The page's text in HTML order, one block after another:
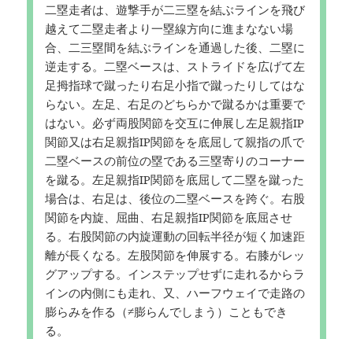
二塁走者は、遊撃手が二三塁を結ぶラインを飛び
越えて二塁走者より一塁線方向に進まなない場
合、二三塁間を結ぶラインを通過した後、二塁に
逆走する。二塁ベースは、ストライドを広げて左
足拇指球で蹴ったり右足小指で蹴ったりしてはな
らない。左足、右足のどちらかで蹴るかは重要で
はない。必ず両股関節を交互に伸展し左足親指IP
関節又は右足親指IP関節をを底屈して親指の爪で
二塁ベースの前位の塁である三塁寄りのコーナー
を蹴る。左足親指IP関節を底屈して二塁を蹴った
場合は、右足は、後位の二塁ベースを跨ぐ。右股
関節を内旋、屈曲、右足親指IP関節を底屈させ
る。右股関節の内旋運動の回転半径が短く加速距
離が長くなる。左股関節を伸展する。右膝がレッ
グアップする。インステップせずに走れるからラ
インの内側にも走れ、又、ハーフウェイで走路の
膨らみを作る（≠膨らんでしまう）こともでき
る。